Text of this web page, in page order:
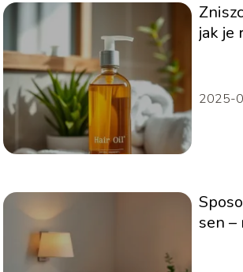
jak je
2025-
sen –